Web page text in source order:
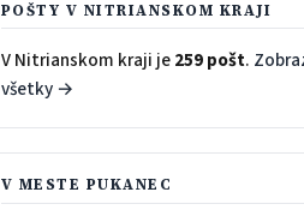
POŠTY V NITRIANSKOM KRAJI
V Nitrianskom kraji je259 pošt.
všetky →
V MESTE PUKANEC